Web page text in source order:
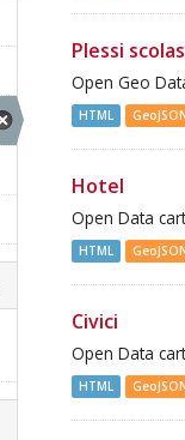
Plessi
Open Geo
HTML
Hotel
Open Data
HTML
Civici
Open Data
HTML